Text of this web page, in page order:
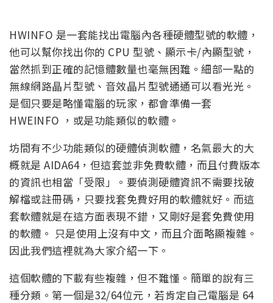
HWINFO 是一套能找出電腦內各種硬體型號的軟體，
他可以幫你找出你的 CPU 型號、顯示卡/內顯型號，
當然抓到正確的記憶體數量也毫無困難。細部一點的
無線網路晶片型號、音效晶片型號通通可以看光光。
是個只要是略懂電腦的玩家，都會準備一套
HWEINFO ，或是功能類似的軟體。
坊間有不少功能類似的硬體偵測軟體，名氣最大的大
概就是 AIDA64，但這套並非免費軟體，而且付費版本
的資訊也相當「受限」。要偵測硬體資訊不需要找破
解檔或註冊碼，只要找套免費好用的軟體就好。而這
套軟體就是在這方面表現不錯，又剛好是套免費使用
的軟體。 只是使用上沒有中文，而且介面略顯複雜。
因此我們這裡就為大家介紹一下。
這個軟體的下載有些複雜，但不難懂。簡單的說有三
種分類。第一個是32/64位元，若肯定自己電腦是 64